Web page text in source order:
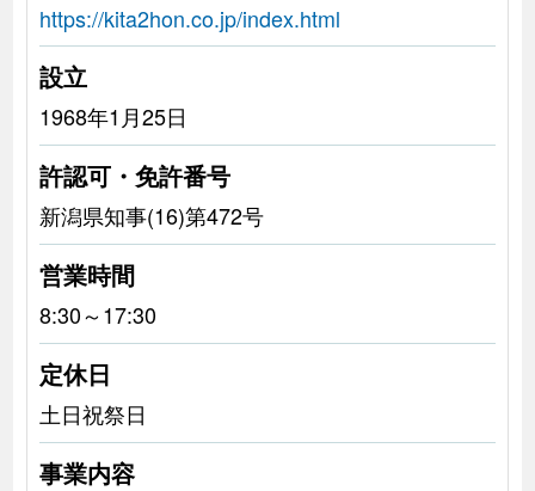
https://kita2hon.co.jp/index.html
設立
1968年1月25日
許認可・免許番号
新潟県知事(16)第472号
営業時間
8:30～17:30
定休日
土日祝祭日
事業内容